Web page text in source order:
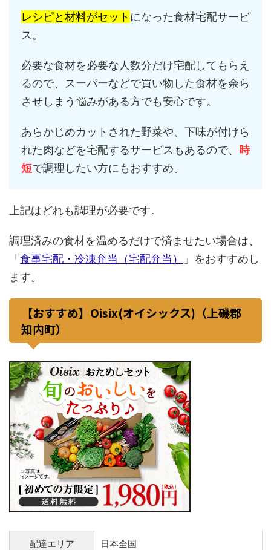
レシピと材料がセット になった食材宅配サービ
ス。
必要な食材を必要な人数分だけ宅配してもらえ
るので、スーパーなどで買い物した食材を余ら
させしまう悩みがある方でも安心です。
あらかじめカットされた野菜や、下味が付けら
れた肉などを宅配するサービスもあるので、
時
短で調理したい方にもおすすめ。
上記はどれも調理が必要です。
調理済みの食材を温めるだけで済ませたい場合は、
「 食事宅配・冷凍弁当（宅配弁当）
」をおすすめし
ます。
【おすすめ】Oisix(オイシックス)（上磯郡
知内町）
配達エリア 日本全国